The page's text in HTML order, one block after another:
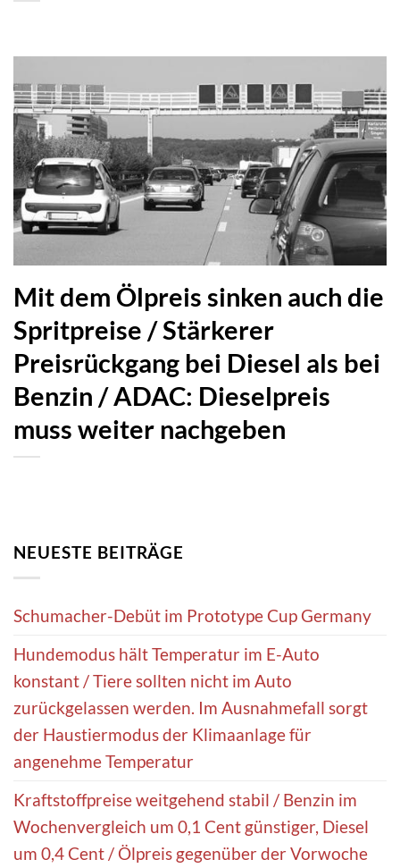
Mit dem Ölpreis sinken auch die
Spritpreise / Stärkerer
Preisrückgang bei Diesel als bei
Benzin / ADAC: Dieselpreis
muss weiter nachgeben
NEUESTE BEITRÄGE
Schumacher-Debüt im Prototype Cup Germany
Hundemodus hält Temperatur im E-Auto
konstant / Tiere sollten nicht im Auto
zurückgelassen werden. Im Ausnahmefall sorgt
der Haustiermodus der Klimaanlage für
angenehme Temperatur
Kraftstoffpreise weitgehend stabil / Benzin im
Wochenvergleich um 0,1 Cent günstiger, Diesel
um 0,4 Cent / Ölpreis gegenüber der Vorwoche